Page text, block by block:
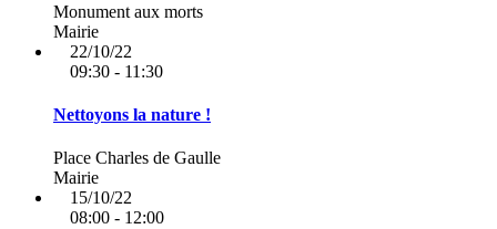
Monument aux morts
Mairie
22/10/22
09:30 - 11:30
Nettoyons la nature !
Place Charles de Gaulle
Mairie
15/10/22
08:00 - 12:00